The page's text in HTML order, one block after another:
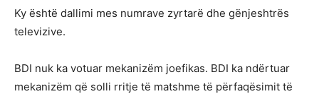
Ky është dallimi mes numrave zyrtarë dhe gënjeshtrës
televizive.
BDI nuk ka votuar mekanizëm joefikas. BDI ka ndërtuar
mekanizëm që solli rritje të matshme të përfaqësimit të